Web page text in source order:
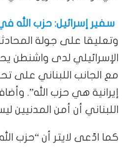
سفير إسرائيل: حزب الله
وتعليقا على جولة
الإسرائيلي لدى واشنطن
مع الجانب اللبناني على
إيرانية هي حزب الله”.
اللبناني أن أمن
كما ادّعى لايتر أن “حزب